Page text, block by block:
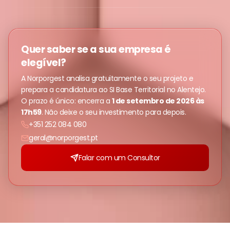
Quer saber se a sua empresa é
elegível?
A Norporgest analisa gratuitamente o seu projeto e
prepara a candidatura ao SI Base Territorial no Alentejo.
O prazo é único: encerra a 1 de setembro de 2026 às
17h59. Não deixe o seu investimento para depois.
+351 252 084 080
geral@norporgest.pt
Falar com um Consultor